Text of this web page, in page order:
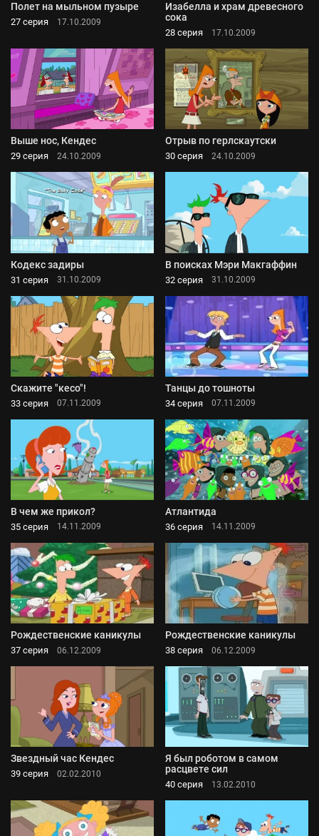
Полет на мыльном пузыре
27 серия 17.10.2009
Изабелла и храм древесного
сока
28 серия 17.10.2009
Выше нос, Кендес
29 серия 24.10.2009
Отрыв по герлскаутски
30 серия 24.10.2009
Кодекс задиры
31 серия 31.10.2009
В поисках Мэри Макгаффин
32 серия 31.10.2009
Скажите "кесо"!
33 серия 07.11.2009
Танцы до тошноты
34 серия 07.11.2009
В чем же прикол?
35 серия 14.11.2009
Атлантида
36 серия 14.11.2009
Рождественские каникулы
37 серия 06.12.2009
Рождественские каникулы
38 серия 06.12.2009
Звездный час Кендес
39 серия 02.02.2010
Я был роботом в самом
расцвете сил
40 серия 13.02.2010